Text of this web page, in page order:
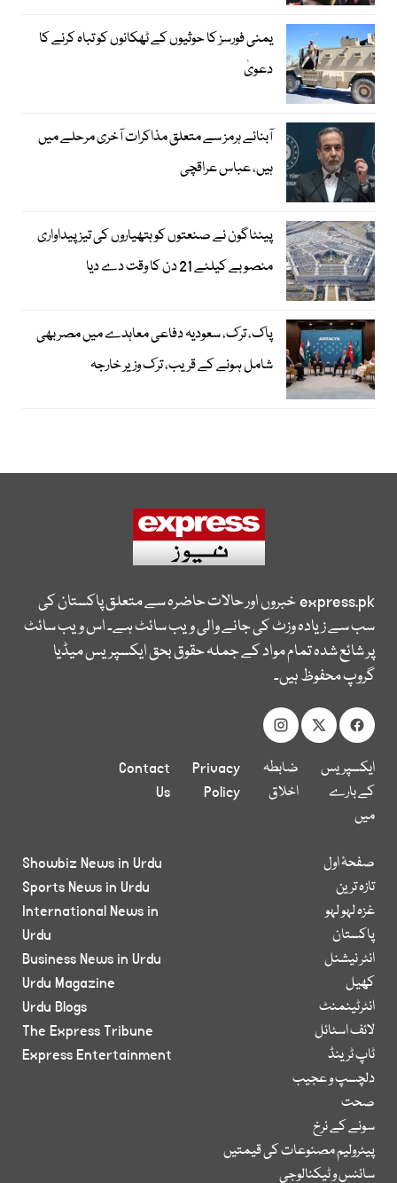
یمنی فورسز کا حوثیوں کے ٹھکانوں کو تباہ کرنے کا
دعویٰ
آبنائے ہرمز سے متعلق مذاکرات آخری مرحلے میں
ہیں، عباس عراقچی
پینٹاگون نے صنعتوں کو ہتھیاروں کی تیز پیداواری
منصوبے کیلئے 21 دن کا وقت دے دیا
پاک، ترک، سعودیہ دفاعی معاہدے میں مصر بھی
شامل ہونے کے قریب، ترک وزیر خارجہ
express.pkخبروں اور حالات حاضرہ سے متعلق پاکستان کی
سب سے زیادہ وزٹ کی جانے والی ویب سائٹ ہے۔ اس ویب سائٹ
پر شائع شدہ تمام مواد کے جملہ حقوق بحق ایکسپریس میڈیا
گروپ محفوظ ہیں۔
ایکسپریس
کے بارے
میں
ضابطہ
اخلاق
Privacy
Policy
Contact
Us
صفحۂ اول
تازہ ترین
غزہ لہو لہو
پاکستان
انٹر نیشنل
کھیل
انٹرٹینمنٹ
لائف اسٹائل
ٹاپ ٹرینڈ
دلچسپ و عجیب
صحت
سونے کے نرخ
پیٹرولیم مصنوعات کی قیمتیں
سائنس و ٹیکنالوجی
Showbiz News in Urdu
Sports News in Urdu
International News in
Urdu
Business News in Urdu
Urdu Magazine
Urdu Blogs
The Express Tribune
Express Entertainment